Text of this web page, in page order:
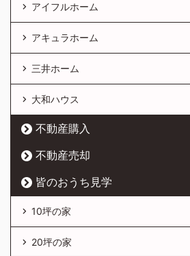
アイフルホーム
アキュラホーム
三井ホーム
大和ハウス
不動産購入
不動産売却
皆のおうち見学
10坪の家
20坪の家